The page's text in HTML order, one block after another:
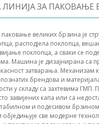
ЗА ПАКОВАЊЕ
великих брзина је
расподјела поклопца,
поклопца, а сваки се
Машина је дизајнирана са
затварања. Механизам
брендова и материјала
у складу са захтевима
завијених капа или са
и подесивом
све модерне